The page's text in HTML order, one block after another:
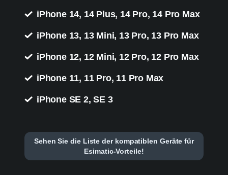
iPhone 14, 14 Plus, 14 Pro, 14 Pro Max
iPhone 13, 13 Mini, 13 Pro, 13 Pro Max
iPhone 12, 12 Mini, 12 Pro, 12 Pro Max
iPhone 11, 11 Pro, 11 Pro Max
iPhone SE 2, SE 3
Sehen Sie die Liste der kompatiblen Geräte für
Esimatic-Vorteile!